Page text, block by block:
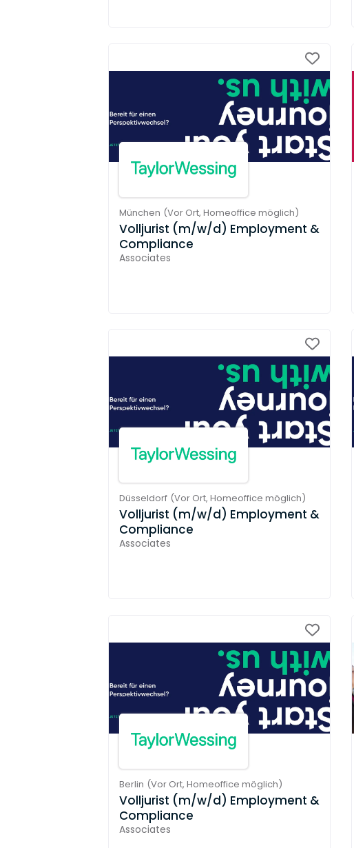
München (Vor Ort, Homeoffice möglich)
Volljurist (m/w/d) Employment &
Compliance
Associates
Düsseldorf (Vor Ort, Homeoffice möglich)
Volljurist (m/w/d) Employment &
Compliance
Associates
Berlin (Vor Ort, Homeoffice möglich)
Volljurist (m/w/d) Employment &
Compliance
Associates